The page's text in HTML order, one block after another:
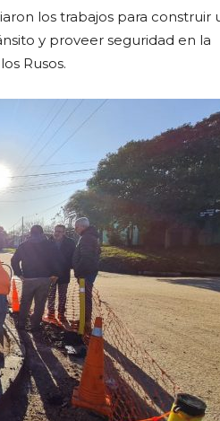
los trabajos para construir
y proveer seguridad en la
Rusos.